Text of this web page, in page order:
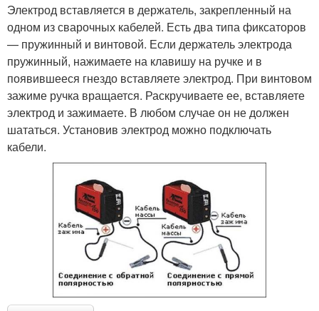
Электрод вставляется в держатель, закрепленный на
одном из сварочных кабелей. Есть два типа фиксаторов
— пружинный и винтовой. Если держатель электрода
пружинный, нажимаете на клавишу на ручке и в
появившееся гнездо вставляете электрод. При винтовом
зажиме ручка вращается. Раскручиваете ее, вставляете
электрод и зажимаете. В любом случае он не должен
шататься. Установив электрод можно подключать
кабели.